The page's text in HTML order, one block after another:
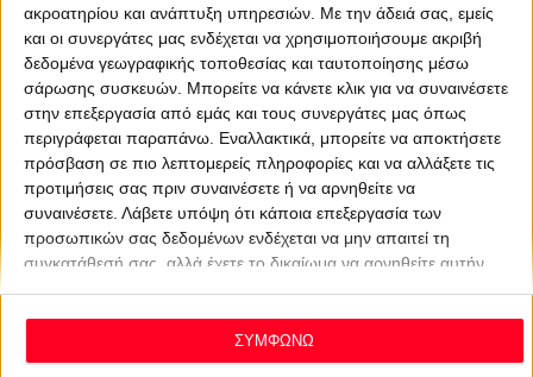
ακροατηρίου και ανάπτυξη υπηρεσιών. Με την άδειά σας, εμείς
και οι συνεργάτες μας ενδέχεται να χρησιμοποιήσουμε ακριβή
δεδομένα γεωγραφικής τοποθεσίας και ταυτοποίησης μέσω
σάρωσης συσκευών. Μπορείτε να κάνετε κλικ για να συναινέσετε
στην επεξεργασία από εμάς και τους συνεργάτες μας όπως
περιγράφεται παραπάνω. Εναλλακτικά, μπορείτε να αποκτήσετε
πρόσβαση σε πιο λεπτομερείς πληροφορίες και να αλλάξετε τις
προτιμήσεις σας πριν συναινέσετε ή να αρνηθείτε να
συναινέσετε. Λάβετε υπόψη ότι κάποια επεξεργασία των
προσωπικών σας δεδομένων ενδέχεται να μην απαιτεί τη
συγκατάθεσή σας, αλλά έχετε το δικαίωμα να αρνηθείτε αυτήν
ανακαλέσετε τη συγκατάθεσή σας ανά πάσα στιγμή
επιστρέφοντας σε αυτόν τον ιστότοπο και κάνοντας κλικ στο
ΣΥΜΦΩΝΩ